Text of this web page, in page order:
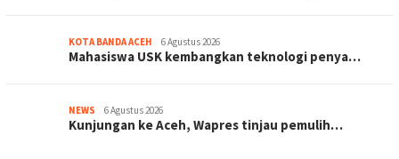
KOTA BANDA ACEH 6 Agustus 2026
Mahasiswa USK kembangkan teknologi penya…
NEWS 6 Agustus 2026
Kunjungan ke Aceh, Wapres tinjau pemulih…